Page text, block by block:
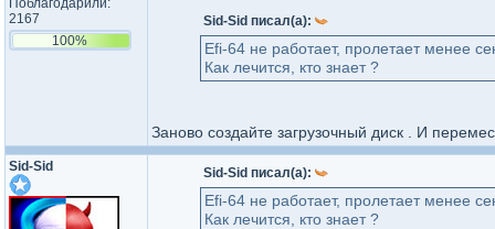
Поблагодарили:
2167
100%
Sid-Sid писал(а):
Efi-64 не работает, пролетает менее
Как лечится, кто знает ?
Заново создайте загрузочный диск . И
Sid-Sid Sid-Sid писал(а):
Efi-64 не работает, пролетает менее
Как лечится, кто знает ?